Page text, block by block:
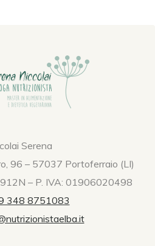
Serena
96 – 57037 Portoferraio (LI)
– P. IVA: 01906020498
348 8751083